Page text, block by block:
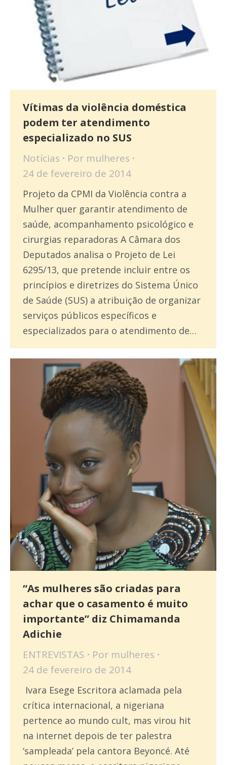
Vítimas da violência doméstica
podem ter atendimento
especializado no SUS
Notícias Por mulheres
24 de fevereiro de 2014
Projeto da CPMI da Violência contra a
Mulher quer garantir atendimento de
saúde, acompanhamento psicológico e
cirurgias reparadoras A Câmara dos
Deputados analisa o Projeto de Lei
6295/13, que pretende incluir entre os
princípios e diretrizes do Sistema Único
de Saúde (SUS) a atribuição de organizar
serviços públicos específicos e
especializados para o atendimento de…
“As mulheres são criadas para
achar que o casamento é muito
importante” diz Chimamanda
Adichie
ENTREVISTAS Por mulheres
24 de fevereiro de 2014
Ivara Esege Escritora aclamada pela
crítica internacional, a nigeriana
pertence ao mundo cult, mas virou hit
na internet depois de ter palestra
‘sampleada’ pela cantora Beyoncé. Até